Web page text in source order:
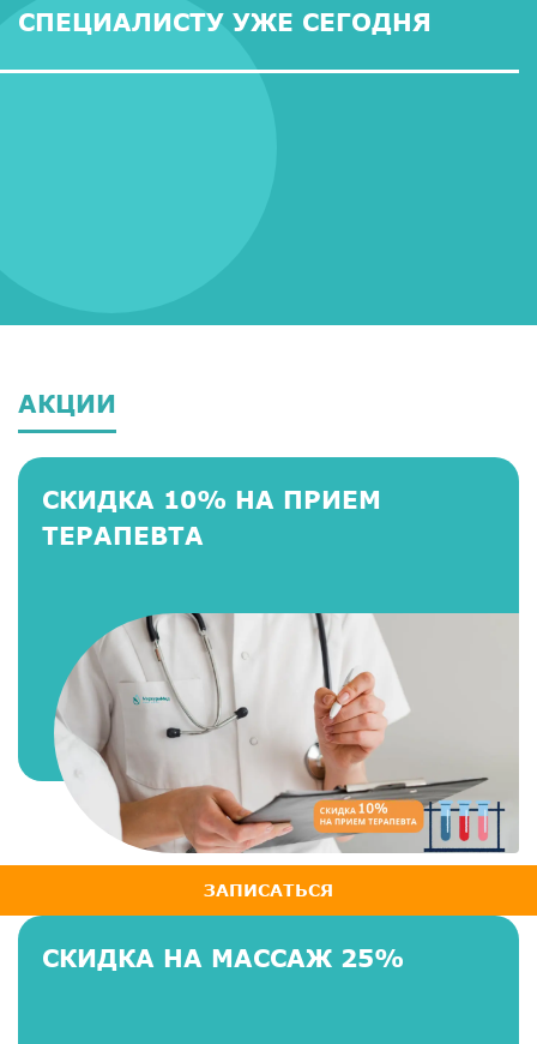
СПЕЦИАЛИСТУ УЖЕ СЕГОДНЯ
АКЦИИ
СКИДКА 10% НА ПРИЕМ
ТЕРАПЕВТА
ЗАПИСАТЬСЯ
СКИДКА НА МАССАЖ 25%